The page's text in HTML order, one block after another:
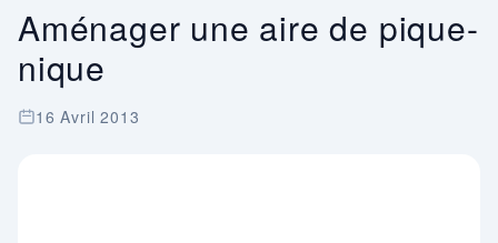
Aménager une aire de pique-
nique
16 Avril 2013